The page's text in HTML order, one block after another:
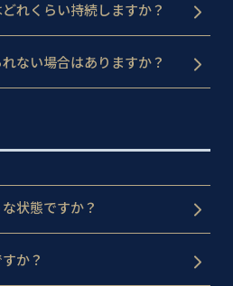
れくらい持続しますか？
ない場合はありますか？
状態ですか？
か？